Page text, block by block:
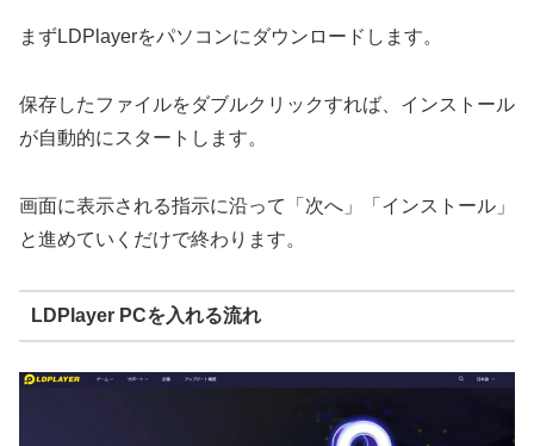
まずLDPlayerをパソコンにダウンロードします。
保存したファイルをダブルクリックすれば、インストール
が自動的にスタートします。
画面に表示される指示に沿って「次へ」「インストール」
と進めていくだけで終わります。
LDPlayer PCを入れる流れ